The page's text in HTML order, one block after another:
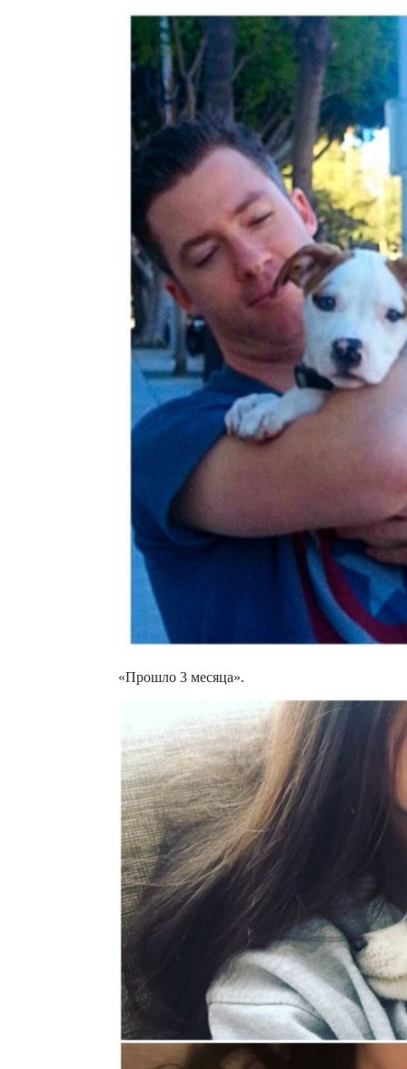
«Прошло 3 месяца».